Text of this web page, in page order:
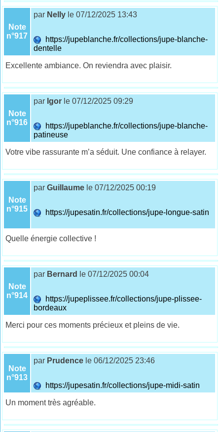
Note
n°917
par Nelly le 07/12/2025 13:43
https://jupeblanche.fr/collections/jupe-blanche-
dentelle
Excellente ambiance. On reviendra avec plaisir.
Note
n°916
par Igor le 07/12/2025 09:29
https://jupeblanche.fr/collections/jupe-blanche-
patineuse
Votre vibe rassurante m’a séduit. Une confiance à relayer.
Note
n°915
parGuillaume le 07/12/2025 00:19
https://jupesatin.fr/collections/jupe-longue-satin
Quelle énergie collective !
Note
n°914
par Bernard le 07/12/2025 00:04
https://jupeplissee.fr/collections/jupe-plissee-
bordeaux
Merci pour ces moments précieux et pleins de vie.
Note
n°913
par Prudence le 06/12/2025 23:46
https://jupesatin.fr/collections/jupe-midi-satin
Un moment très agréable.